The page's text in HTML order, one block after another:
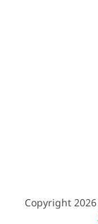
Copyright 2026